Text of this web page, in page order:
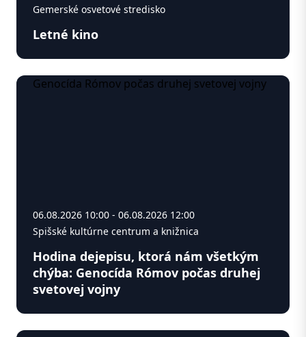
Gemerské osvetové stredisko
Letné kino
06.08.2026 10:00 - 06.08.2026 12:00
Spišské kultúrne centrum a knižnica
Hodina dejepisu, ktorá nám všetkým
chýba: Genocída Rómov počas druhej
svetovej vojny